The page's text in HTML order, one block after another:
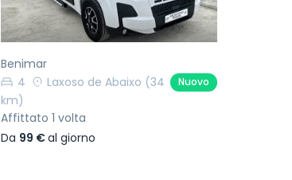
Benimar
4
Laxoso de Abaixo (34
km)
Nuovo
Affittato 1 volta
Da 99 €al giorno